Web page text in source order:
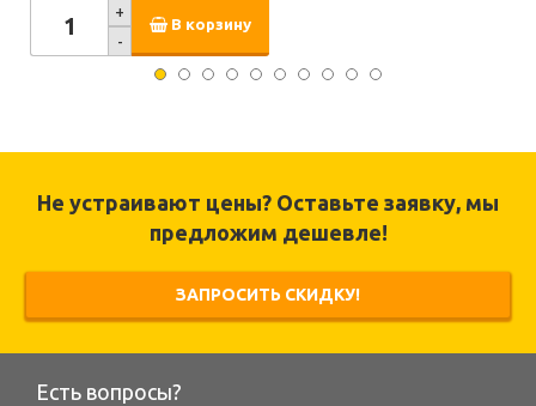
+
-
В корзину
Не устраивают цены? Оставьте заявку, мы
предложим дешевле!
ЗАПРОСИТЬ СКИДКУ!
Есть вопросы?